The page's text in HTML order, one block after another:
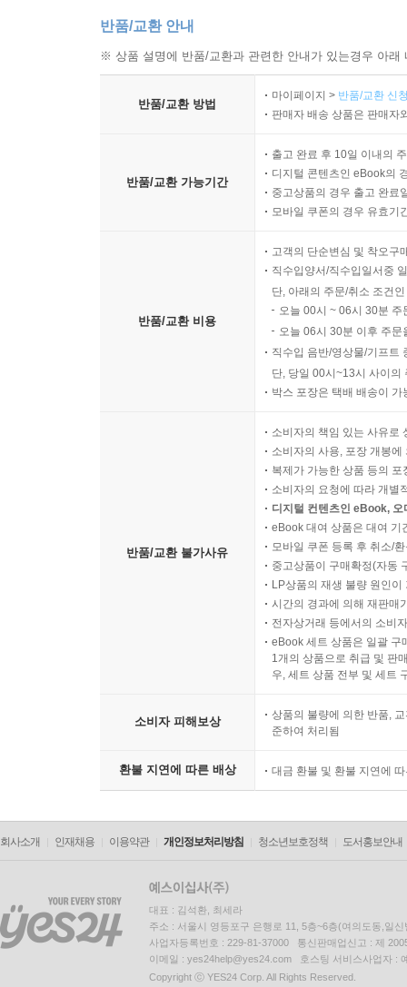
반품/교환 안내
※ 상품 설명에 반품/교환과 관련한 안내가 있는경우 아
반품/교환 방법
마이페이지 > 반품/교환 신
판매자 배송 상품은 판매자
반품/교환 가능기간
출고 완료 후 10일 이내의
디지털 콘텐츠인 eBook의
중고상품의 경우 출고 완료
모바일 쿠폰의 경우 유효기
반품/교환 비용
고객의 단순변심 및 착오구
직수입양서/직수입일서중
단, 아래의 주문/취소 조건
오늘 00시 ~ 06시 30분
오늘 06시 30분 이후 주
직수입 음반/영상물/기프트
단, 당일 00시~13시 사이의
박스 포장은 택배 배송이
반품/교환 불가사유
소비자의 책임 있는 사유로
소비자의 사용, 포장 개봉
복제가 가능한 상품 등의
소비자의 요청에 따라 개별
디지털 컨텐츠인 eBook,
eBook 대여 상품은 대여 기
모바일 쿠폰 등록 후 취소/
중고상품이 구매확정(자동
LP상품의 재생 불량 원인
시간의 경과에 의해 재판매
전자상거래 등에서의 소비
eBook 세트 상품은 일괄 구
1개의 상품으로 취급 및 판
우, 세트 상품 전부 및 세트
소비자 피해보상
상품의 불량에 의한 반품,
준하여 처리됨
환불 지연에 따른 배상 대금 환불 및 환불 지연에
회사소개 인재채용 이용약관 개인정보처리방침 청소년보호정책 도서홍보안내
대표 : 김석환, 최세라
주소 : 서울시 영등포구 은행로 11, 5층~6층(여의도동,일신
사업자등록번호 : 229-81-37000 통신판매업신고 : 제
이메일 : yes24help@yes24.com 호스팅 서비스사업자 :
Copyright ⓒ YES24 Corp. All Rights Reserved.